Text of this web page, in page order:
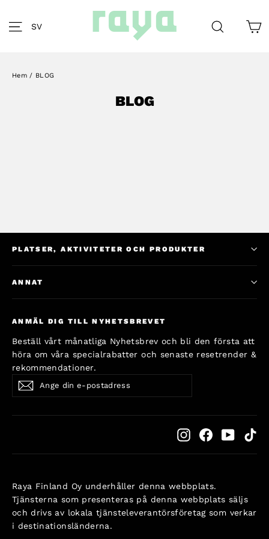
content
Site navigation
SV Search
Hem / BLOG
BLOG
PLATSER, AKTIVITETER OCH PRODUKTER
ANNAT
ANMÄL DIG TILL NYHETSBREVET
Beställ vårt månatliga Nyhetsbrev och bli den första att
höra om våra specialrabatter och senaste resetrender &
rekommendationer.
din
e-
Subscribe
InstagramFacebookYouTube
Raya Finland Oy underhåller denna webbplats.
Tjänsterna som presenteras på denna webbplats säljs
och drivs av lokala tjänsteleverantörsföretag som verkar
i destinationsländerna.